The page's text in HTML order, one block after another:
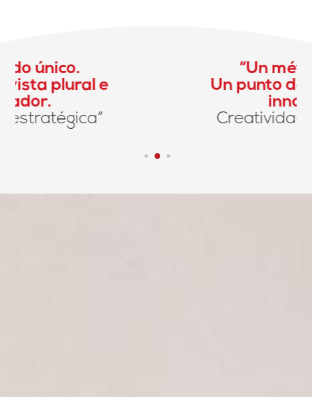
Un punto de vista plural e
Creatividad estratégica”